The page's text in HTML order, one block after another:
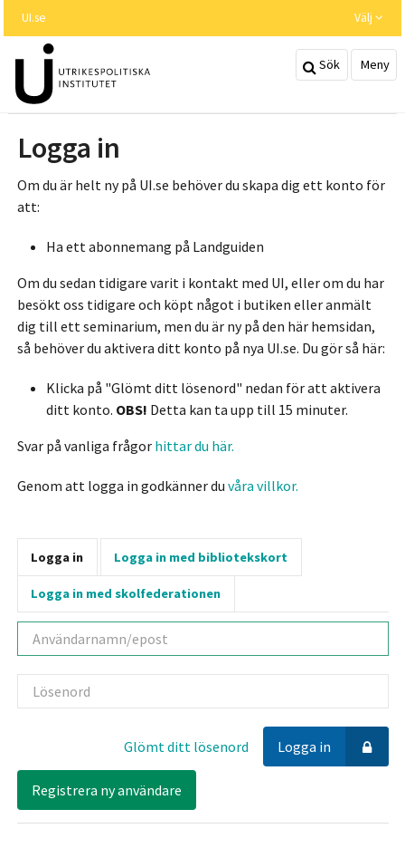
huvudinnehållet
UI.se Välj
Sök Meny
Logga in
Om du är helt ny på UI.se behöver du skapa dig ett konto för
att:
Ha ett abonnemang på Landguiden
Om du sedan tidigare varit i kontakt med UI, eller om du har
besökt oss tidigare och köpt något i butiken eller anmält
dig till ett seminarium, men du är ny på den här hemsidan,
så behöver du aktivera ditt konto på nya UI.se. Du gör så här:
Klicka på "Glömt ditt lösenord" nedan för att aktivera
ditt konto. OBS! Detta kan ta upp till 15 minuter.
Svar på vanliga frågor hittar du här.
Genom att logga in godkänner du våra villkor.
Logga in Logga in med bibliotekskort
Logga in med skolfederationen
Användarnamn
Lösenord
Logga in
Glömt ditt lösenord
Registrera ny användare